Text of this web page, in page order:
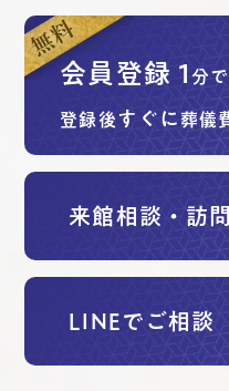
会員登録 1 分
登録後すぐに 葬儀
来館相談・訪
LINEでご相談